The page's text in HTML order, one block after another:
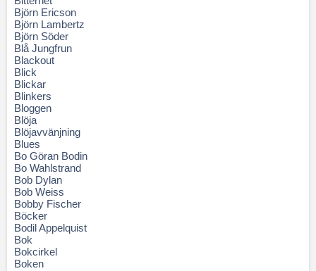
Björn Ericson
Björn Lambertz
Björn Söder
Blå Jungfrun
Blackout
Blick
Blickar
Blinkers
Bloggen
Blöja
Blöjavvänjning
Blues
Bo Göran Bodin
Bo Wahlstrand
Bob Dylan
Bob Weiss
Bobby Fischer
Böcker
Bodil Appelquist
Bok
Bokcirkel
Boken